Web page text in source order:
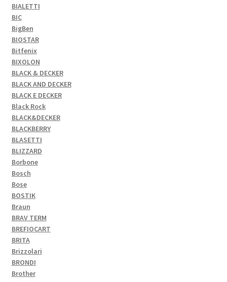
BIALETTI
BIC
BigBen
BIOSTAR
Bitfenix
BIXOLON
BLACK & DECKER
BLACK AND DECKER
BLACK E DECKER
Black Rock
BLACK&DECKER
BLACKBERRY
BLASETTI
BLIZZARD
Borbone
Bosch
Bose
BOSTIK
Braun
BRAV TERM
BREFIOCART
BRITA
Brizzolari
BRONDI
Brother